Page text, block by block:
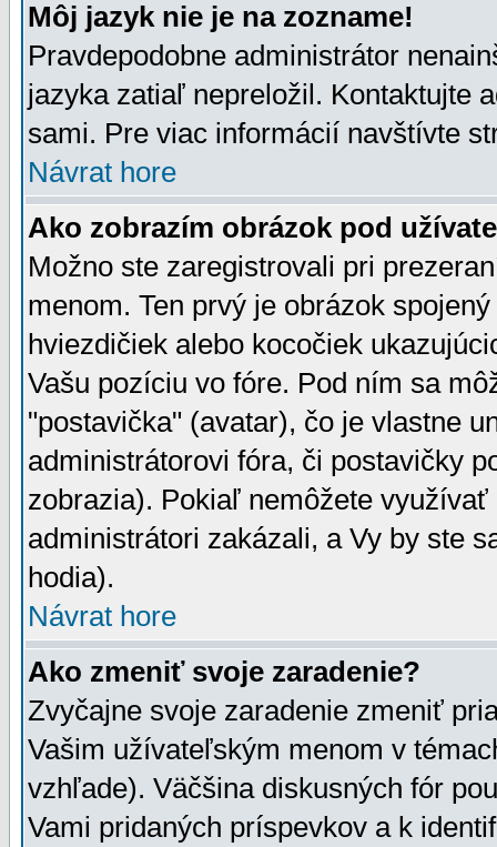
Môj jazyk nie je na zozname!
Pravdepodobne administrátor
jazyka zatiaľ nepreložil. Kontaktujte
sami. Pre viac informácií navštívte
Návrat hore
Ako zobrazím obrázok pod
Možno ste zaregistrovali pri
menom. Ten prvý je obrázok
hviezdičiek alebo kocočiek
Vašu pozíciu vo fóre. Pod ním sa
"postavička" (avatar), čo je vlastne
administrátorovi fóra, či postavičky
zobrazia). Pokiaľ nemôžete
administrátori zakázali, a Vy by ste
hodia).
Návrat hore
Ako zmeniť svoje zaradenie?
Zvyčajne svoje zaradenie zmeniť
Vašim užívateľským menom v
vzhľade). Väčšina diskusných fór
Vami pridaných príspevkov a k